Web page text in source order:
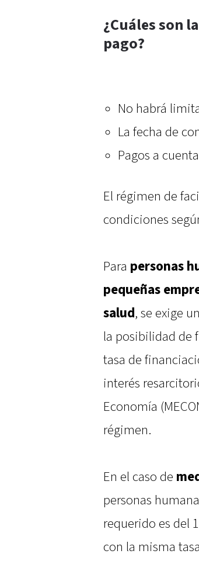
¿Cuáles son
pago?
No habrá
La fecha de
Pagos a
El régimen de
condiciones
Para personas
pequeñas
salud, se exige
la posibilidad de
tasa de
interés
Economía
régimen.
En el caso de
personas
requerido es del
con la misma